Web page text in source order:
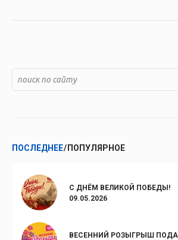
ПОСЛЕДНЕЕ ПОПУЛЯРНОЕ
С ДНЁМ ВЕЛИКОЙ ПОБЕДЫ!
09.05.2026
ВЕСЕННИЙ РОЗЫГРЫШ